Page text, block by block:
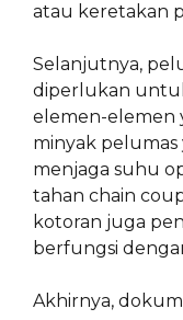
atau keretakan
Selanjutnya,
diperlukan
elemen-elemen
minyak pelumas
menjaga suhu
tahan chain
kotoran juga
berfungsi
Akhirnya,